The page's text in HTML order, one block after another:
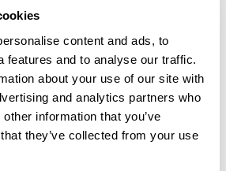
content and ads, to
features and to analyse our traffic.
about your use of our site with
and analytics partners who
information that you’ve
they’ve collected from your use
premier à ajouter un avis !
Ajouter un avis